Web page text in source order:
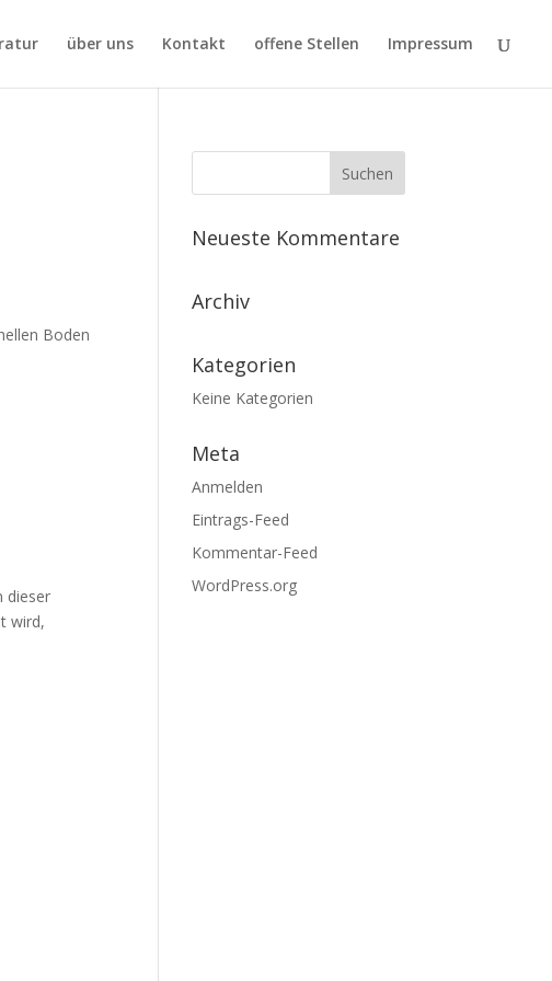
über uns Kontakt offene Stellen Impressum
Boden
dieser
wird,
Neueste Kommentare
Archiv
Kategorien
Keine Kategorien
Meta
Anmelden
Eintrags-Feed
Kommentar-Feed
WordPress.org